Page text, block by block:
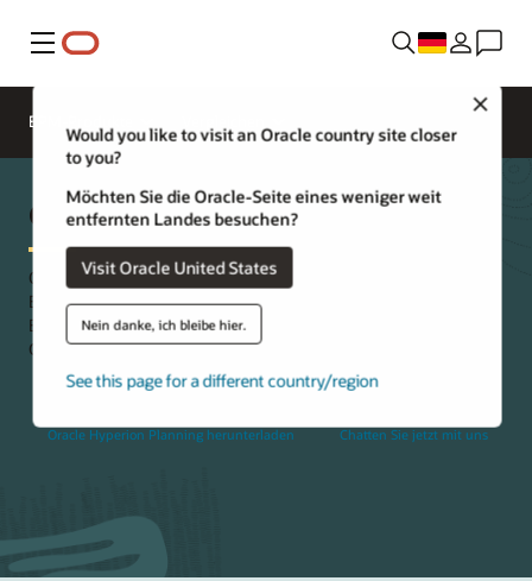
Menü
Would you like to visit an Oracle country site closer
to you?
Möchten Sie die Oracle-Seite eines weniger weit
entfernten Landes besuchen?
Visit Oracle United States
Nein danke, ich bleibe hier.
See this page for a different country/region
EPM-Produkte
Oracle Hyperion Planning herunterladen Chatten Sie jetzt mit uns
Oracle Hyperion Planning
Oracle Hyperion Planning ist eine zentralisierte Planungs-,
Budgetierungs- und Prognoselösung, die Finanz- und
Betriebsplanungsprozesse integriert und die
Geschäftsvorhersagbarkeit verbessert.